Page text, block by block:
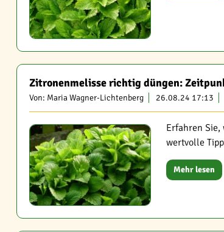
Zitronenmelisse richtig düngen:
Von: Maria Wagner-Lichtenberg 26.08.24 17:13
Erfahren
wertvolle
Mehr lesen